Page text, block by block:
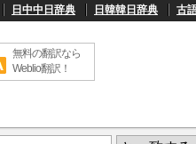
日中中日辞典 日韓韓日辞典 古
無料の翻訳なら
Weblio翻訳！